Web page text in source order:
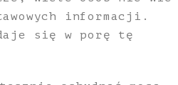
informacji.
się w porę tę